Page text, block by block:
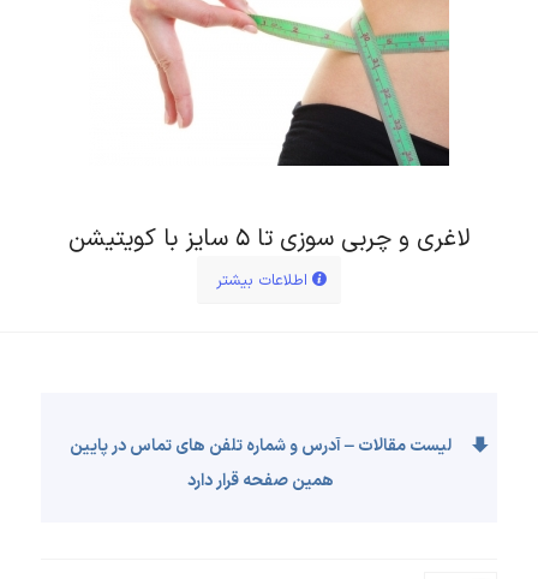
لاغری و چربی سوزی تا ۵ سایز با کویتیشن
اطلاعات بیشتر
لیست مقالات – آدرس و شماره تلفن های تماس در پایین
همین صفحه قرار دارد